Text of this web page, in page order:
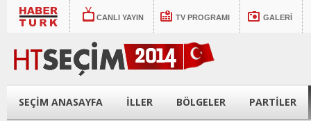
CANLI YAYIN TV PROGRAMI GALERİ
SEÇİM ANASAYFA İLLER BÖLGELER PARTİLER